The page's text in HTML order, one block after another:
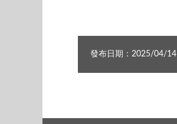
發布日期：2025/04/14